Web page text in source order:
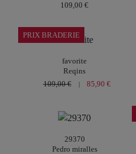
109,00 €
PRIX BRADERIE
favorite
Reqins
109,00 €
| 85,90 €
29370
Pedro miralles